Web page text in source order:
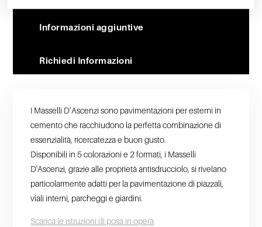
Informazioni aggiuntive
Richiedi Informazioni
I Masselli D’Ascenzi sono pavimentazioni per esterni in
cemento che racchiudono la perfetta combinazione di
essenzialità, ricercatezza e buon gusto.
Disponibili in 5 colorazioni e 2 formati, i Masselli
D'Ascenzi, grazie alle proprietà antisdrucciolo, si rivelano
particolarmente adatti per la pavimentazione di piazzali,
viali interni, parcheggi e giardini.
Scarica le istruzioni di posa in opera